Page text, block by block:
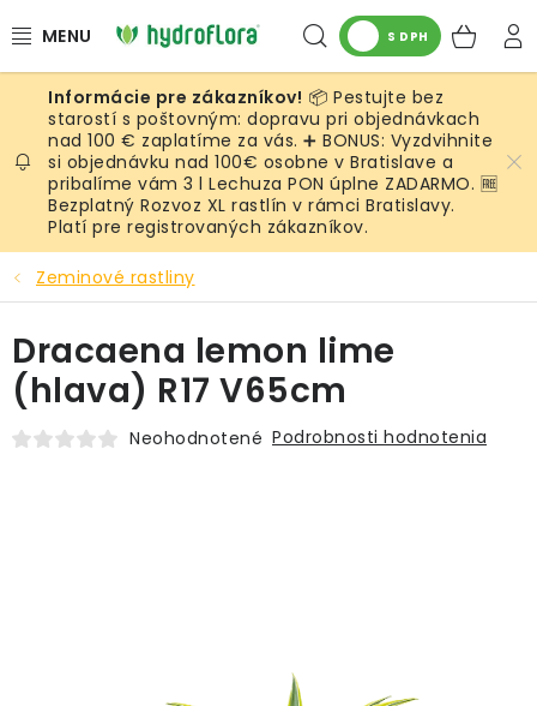
na
Hľadať
S DPH
RASTLINY
UMELÉ RASTLINY
KVETINÁČE
SUBSTRÁTY A PRÍSLUŠENSTVO
SERVIS INTERIÉROVEJ ZELENE
MACHY
📦 Pestujte bez
starostí s poštovným: dopravu pri objednávkach
nad 100 € zaplatíme za vás. ➕ BONUS: Vyzdvihnite
si objednávku nad 100€ osobne v Bratislave a
pribalíme vám 3 l Lechuza PON úplne ZADARMO. 🆓
Bezplatný Rozvoz XL rastlín v rámci Bratislavy.
Platí pre registrovaných zákazníkov.
Zeminové rastliny
Dracaena lemon lime
(hlava) R17 V65cm
Neohodnotené Podrobnosti hodnotenia